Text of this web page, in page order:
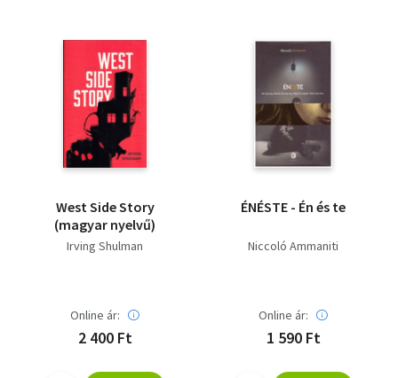
West Side Story
(magyar nyelvű)
Irving Shulman
Online ár:
2 400 Ft
ÉNÉSTE - Én és te
Niccoló Ammaniti
Online ár:
1 590 Ft